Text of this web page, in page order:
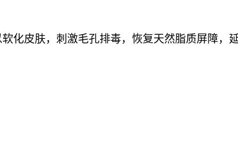
化皮肤，刺激毛孔排毒，恢复天然脂质屏障，